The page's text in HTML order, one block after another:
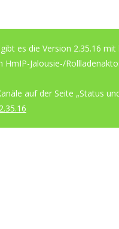
es die Version 2.35.16 mit
HmIP-Jalousie-/
auf der Seite „Status